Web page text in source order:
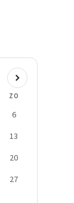
ZO
6
13
20
27